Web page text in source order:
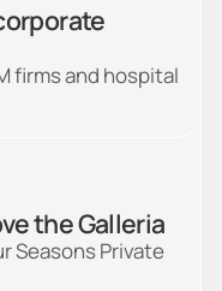
firms and hospital
the Galleria
Seasons Private